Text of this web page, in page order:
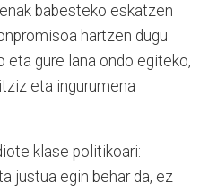
babesteko eskatzen
hartzen dugu
eta gure lana ondo egiteko,
eta ingurumena
klase politikoari:
justua egin behar da, ez